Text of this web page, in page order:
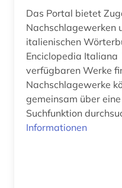
Das Portal bietet
Nachschlagewerken
italienischen
Enciclopedia
verfügbaren Werke
Nachschlagewerke
gemeinsam über
Suchfunktion
Informationen